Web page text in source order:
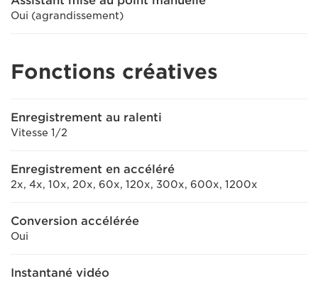
Oui (agrandissement)
Fonctions créatives
Enregistrement au ralenti
Vitesse 1/2
Enregistrement en accéléré
2x, 4x, 10x, 20x, 60x, 120x, 300x, 600x, 1200x
Conversion accélérée
Oui
Instantané vidéo